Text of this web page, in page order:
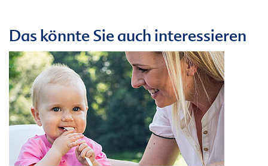
Das könnte Sie auch interessieren